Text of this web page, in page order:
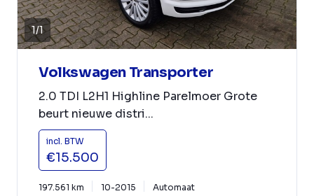
1/1
Volkswagen Transporter
2.0 TDI L2H1 Highline Parelmoer Grote
beurt nieuwe distri...
incl. BTW
€15.500
197.561 km 10-2015 Automaat